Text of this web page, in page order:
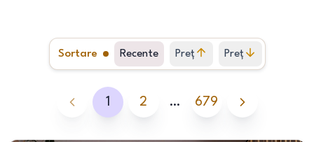
Sortare Recente Preț
crescător
Preț
descrescător
1 2 … 679